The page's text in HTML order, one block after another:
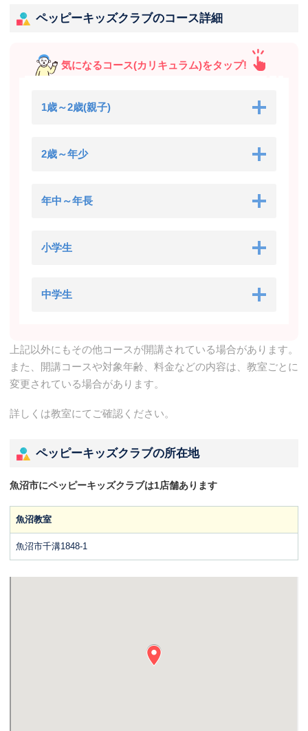
ペッピーキッズクラブのコース詳細
気になるコース(カリキュラム)をタップ!
1歳～2歳(親子)
2歳～年少
年中～年長
小学生
中学生
上記以外にもその他コースが開講されている場合があります。
また、開講コースや対象年齢、料金などの内容は、教室ごとに
変更されている場合があります。
詳しくは教室にてご確認ください。
ペッピーキッズクラブの所在地
魚沼市にペッピーキッズクラブは1店舗あります
魚沼教室
魚沼市千溝1848-1